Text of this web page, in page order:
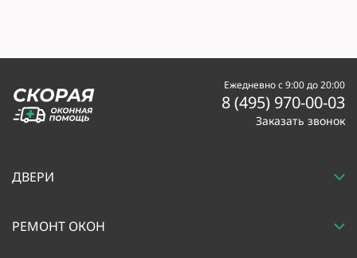
Ежедневно с 9:00 до 20:00
8 (495) 970-00-03
Заказать звонок
ДВЕРИ
РЕМОНТ ОКОН